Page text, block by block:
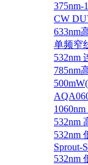
375nm-
CW
633nm
单频窄
532nm
785nm
532nm
532nm
532nm